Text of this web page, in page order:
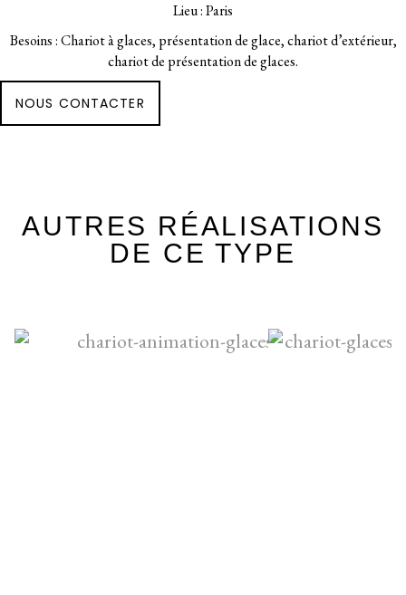
Lieu : Paris
Besoins : Chariot à glaces, présentation de glace, chariot d’extérieur,
chariot de présentation de glaces.
NOUS CONTACTER
AUTRES RÉALISATIONS
DE CE TYPE